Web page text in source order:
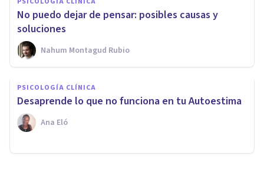
No puedo dejar de pensar: posibles causas y
soluciones
Nahum Montagud Rubio
PSICOLOGÍA CLÍNICA
Desaprende lo que no funciona en tu Autoestima
Ana Eló
Los 4 pilares de la autoestima
(y consejos para mejorarla)